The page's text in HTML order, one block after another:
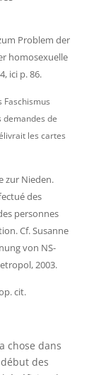
Problem der
homosexuelle
ici p. 86.
Faschismus
demandes de
les cartes
zur Nieden.
des
personnes
Cf. Susanne
von NS-
2003.
cit.
chose dans
des